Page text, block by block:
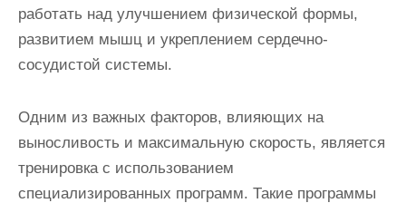
работать над улучшением физической формы,
развитием мышц и укреплением сердечно-
сосудистой системы.
Одним из важных факторов, влияющих на
выносливость и максимальную скорость, является
тренировка с использованием
специализированных программ. Такие программы